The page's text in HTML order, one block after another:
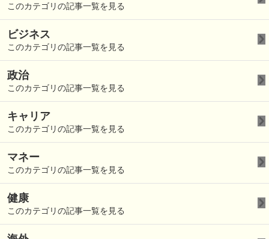
このカテゴリの記事一覧を見る
ビジネス
このカテゴリの記事一覧を見る
政治
このカテゴリの記事一覧を見る
キャリア
このカテゴリの記事一覧を見る
マネー
このカテゴリの記事一覧を見る
健康
このカテゴリの記事一覧を見る